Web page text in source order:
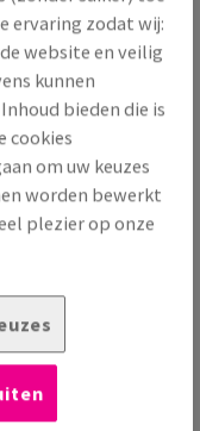
Verpakkingsaantallen
ervaring zodat wij:
website en veilig
kunnen
bieden die is
cookies
om uw keuzes
worden bewerkt
plezier op onze